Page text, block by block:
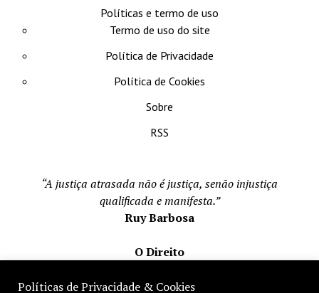
Políticas e termo de uso
Termo de uso do site
Política de Privacidade
Política de Cookies
Sobre
RSS
“A justiça atrasada não é justiça, senão injustiça
qualificada e manifesta.”
Ruy Barbosa
O Direito
Políticas de Privacidade & Cookies